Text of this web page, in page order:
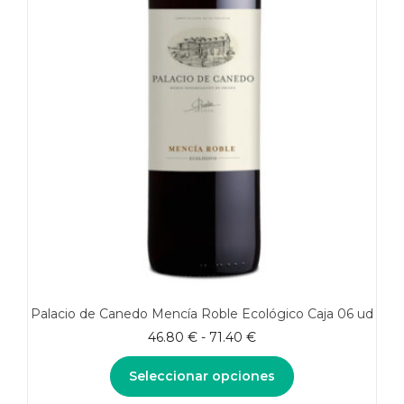
Palacio de Canedo Mencía Roble Ecológico Caja 06 ud
46.80 € - 71.40 €Rango
de
precios:
desde
Seleccionar opciones